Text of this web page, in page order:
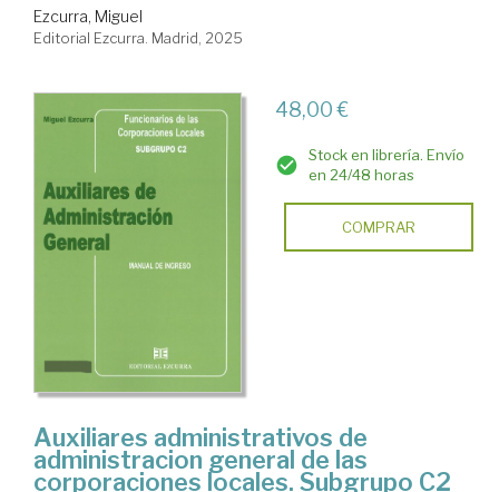
Ezcurra, Miguel
Editorial Ezcurra. Madrid, 2025
48,00 €
Stock en librería. Envío
en 24/48 horas
COMPRAR
Auxiliares administrativos de
administracion general de las
corporaciones locales. Subgrupo C2